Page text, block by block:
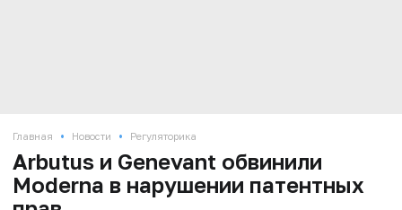
Главная • Новости • Регуляторика
Arbutus и Genevant обвинили
Moderna в нарушении патентных